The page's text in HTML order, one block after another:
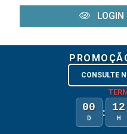
LOGIN
CONSULTE
00
D : 12
H